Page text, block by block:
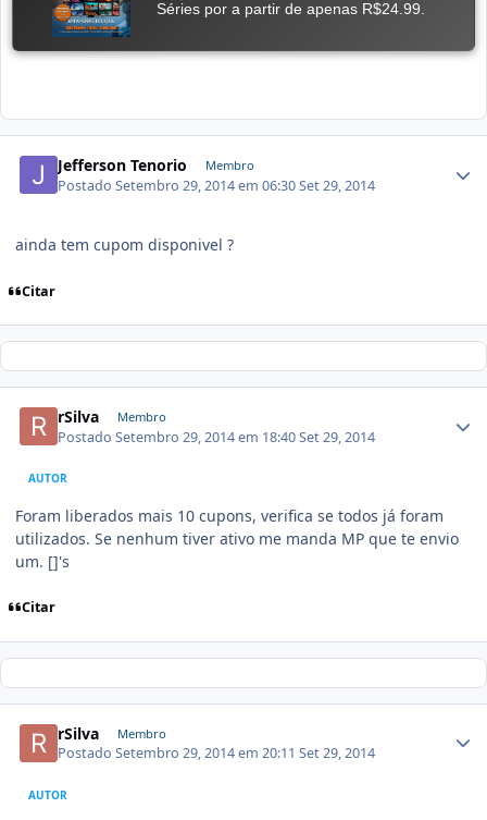
Jefferson Tenorio Membro
PostadoSetembro 29, 2014 em 06:30Set 29, 2014
ainda tem cupom disponivel ?
Citar
rSilva Membro
PostadoSetembro 29, 2014 em 18:40Set 29, 2014
AUTOR
Foram liberados mais 10 cupons, verifica se todos já foram
utilizados. Se nenhum tiver ativo me manda MP que te envio
um. []'s
Citar
rSilva Membro
PostadoSetembro 29, 2014 em 20:11Set 29, 2014
AUTOR